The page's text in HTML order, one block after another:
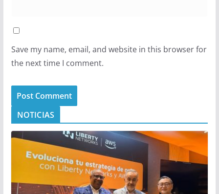
Save my name, email, and website in this browser for
the next time I comment.
NOTICIAS